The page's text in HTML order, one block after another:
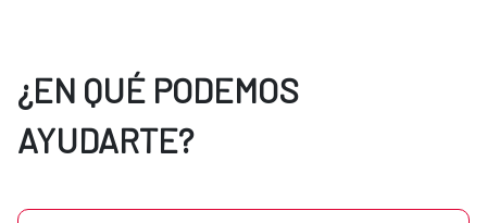
¿EN QUÉ PODEMOS
AYUDARTE?